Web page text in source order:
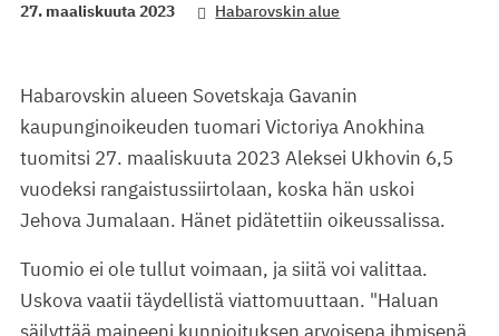
27. maaliskuuta 2023 Habarovskin alue
Habarovskin alueen Sovetskaja Gavanin
kaupunginoikeuden tuomari Victoriya Anokhina
tuomitsi 27. maaliskuuta 2023 Aleksei Ukhovin 6,5
vuodeksi rangaistussiirtolaan, koska hän uskoi
Jehova Jumalaan. Hänet pidätettiin oikeussalissa.
Tuomio ei ole tullut voimaan, ja siitä voi valittaa.
Uskova vaatii täydellistä viattomuuttaan. "Haluan